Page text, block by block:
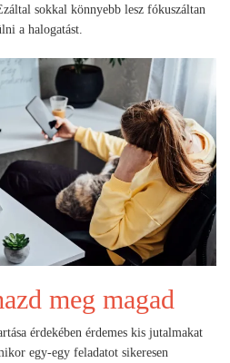
sokkal könnyebb lesz fókuszáltan
a halogatást.
meg magad
érdekében érdemes kis jutalmakat
egy-egy feladatot sikeresen